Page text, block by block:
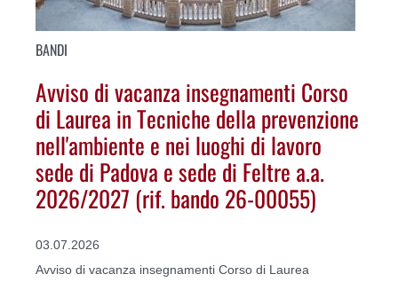
BANDI
Avviso di vacanza insegnamenti Corso
di Laurea in Tecniche della prevenzione
nell'ambiente e nei luoghi di lavoro
sede di Padova e sede di Feltre a.a.
2026/2027 (rif. bando 26-00055)
03.07.2026
Avviso di vacanza insegnamenti Corso di Laurea